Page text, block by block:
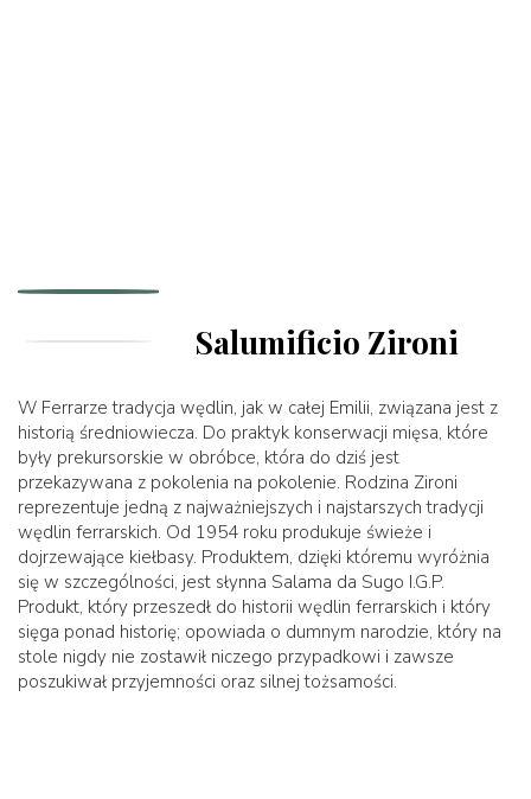
Salumificio Zironi
W Ferrarze tradycja wędlin, jak w całej Emilii, związana jest z
historią średniowiecza. Do praktyk konserwacji mięsa, które
były prekursorskie w obróbce, która do dziś jest
przekazywana z pokolenia na pokolenie. Rodzina Zironi
reprezentuje jedną z najważniejszych i najstarszych tradycji
wędlin ferrarskich. Od 1954 roku produkuje świeże i
dojrzewające kiełbasy. Produktem, dzięki któremu wyróżnia
się w szczególności, jest słynna Salama da Sugo I.G.P.
Produkt, który przeszedł do historii wędlin ferrarskich i który
sięga ponad historię; opowiada o dumnym narodzie, który na
stole nigdy nie zostawił niczego przypadkowi i zawsze
poszukiwał przyjemności oraz silnej tożsamości.